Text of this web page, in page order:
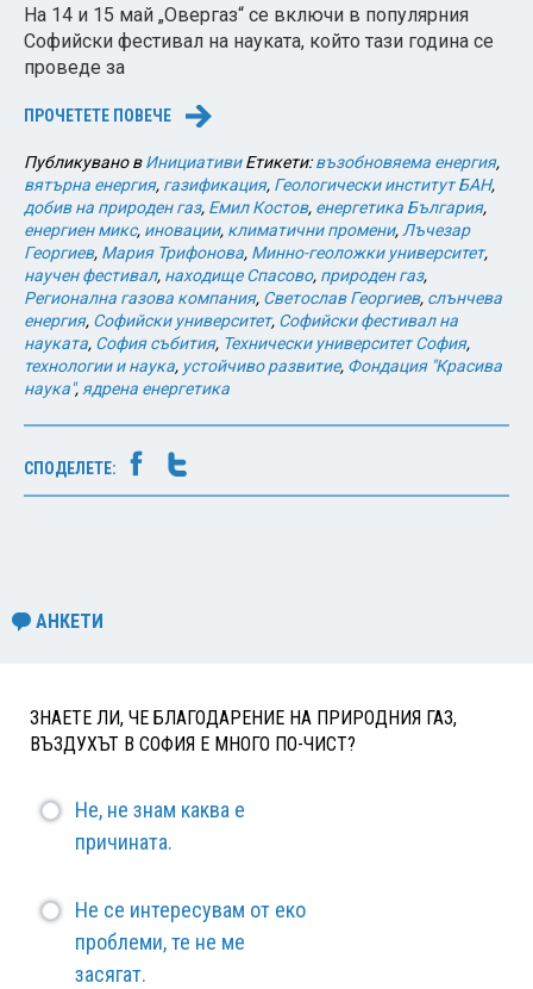
На 14 и 15 май „Овергаз“ се включи в популярния
Софийски фестивал на науката, който тази година се
проведе за
ПРОЧЕТЕТЕ ПОВЕЧЕ →
Публикувано вИнициативи Етикети:възобновяема енергия,
вятърна енергия, газификация, Геологически институт БАН,
добив на природен газ, Емил Костов, енергетика България,
енергиен микс, иновации, климатични промени, Лъчезар
Георгиев, Мария Трифонова, Минно-геоложки университет,
научен фестивал, находище Спасово, природен газ,
Регионална газова компания, Светослав Георгиев, слънчева
енергия, Софийски университет, Софийски фестивал на
науката, София събития, Технически университет София,
технологии и наука, устойчиво развитие, Фондация "Красива
наука", ядрена енергетика
СПОДЕЛЕТЕ:
АНКЕТИ
ЗНАЕТЕ ЛИ, ЧЕ БЛАГОДАРЕНИЕ НА ПРИРОДНИЯ ГАЗ,
ВЪЗДУХЪТ В СОФИЯ Е МНОГО ПО-ЧИСТ?
Не, не знам каква е
причината.
Не се интересувам от еко
проблеми, те не ме
засягат.